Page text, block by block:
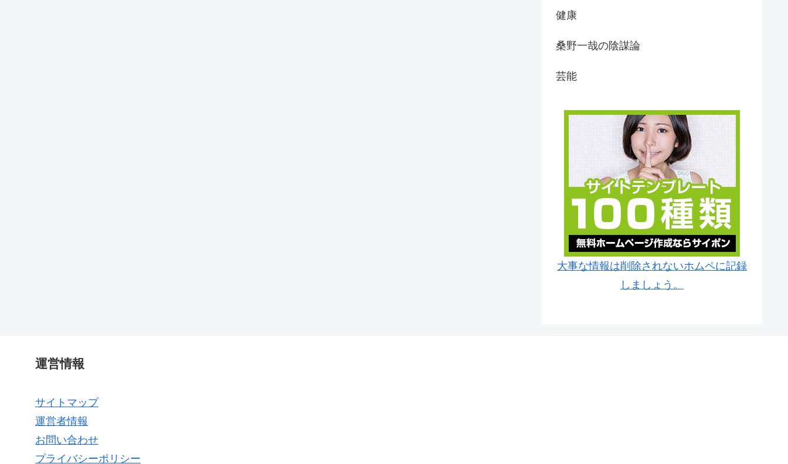
健康
桑野一哉の陰謀論
芸能
大事な情報は削除されないホムペに記録
しましょう。
運営情報
サイトマップ
運営者情報
お問い合わせ
プライバシーポリシー